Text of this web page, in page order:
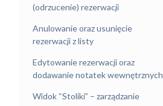
(odrzucenie) rezerwacji
Anulowanie oraz usunięcie
rezerwacji z listy
Edytowanie rezerwacji oraz
dodawanie notatek wewnętrznych
Widok “Stoliki” – zarządzanie